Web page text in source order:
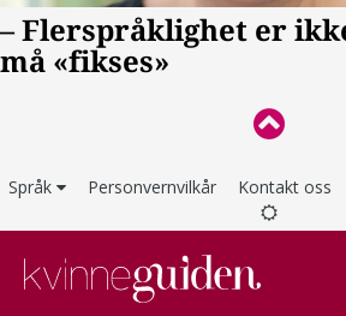
Språk Personvernvilkår Kontakt oss